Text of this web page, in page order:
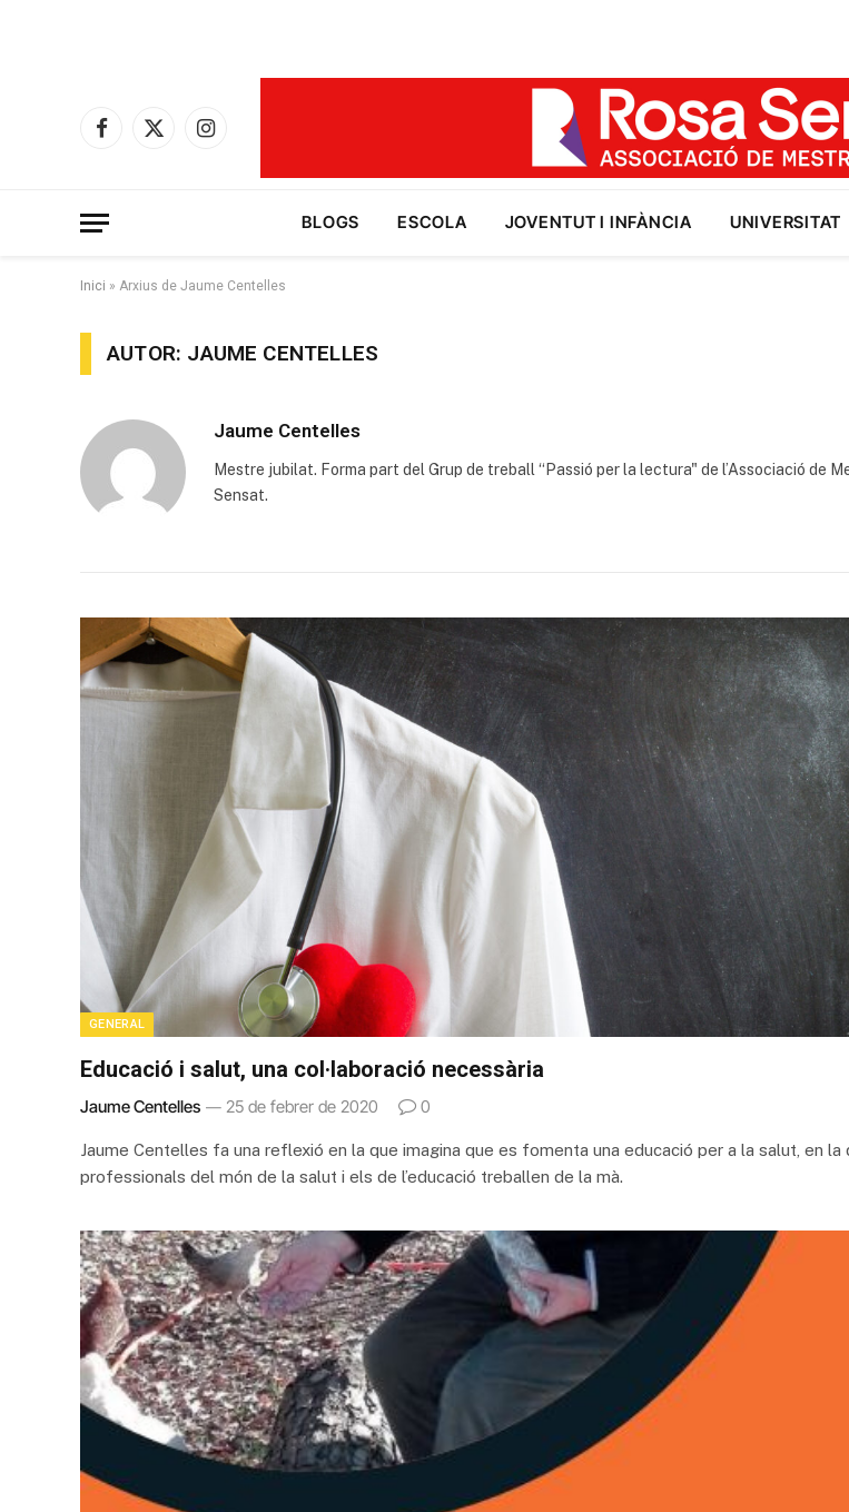
Facebook
X
Instagram
BLOGS ESCOLA JOVENTUT I INFÀNCIA UNIVERSITAT
Inici » Arxius de Jaume Centelles
AUTOR: JAUME CENTELLES
Jaume Centelles
Mestre jubilat. Forma part del Grup de treball “Passió per la lectura" de l’Associació de
Sensat.
GENERAL
Educació i salut, una col·laboració necessària
Jaume Centelles 25 de febrer de 2020 0
Jaume Centelles fa una reflexió en la que imagina que es fomenta una educació per a la salut, en la
professionals del món de la salut i els de l’educació treballen de la mà.